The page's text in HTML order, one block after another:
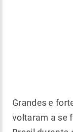
Grandes e
voltaram a se